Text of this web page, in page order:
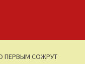
ПЕРВЫМ СОЖРУТ